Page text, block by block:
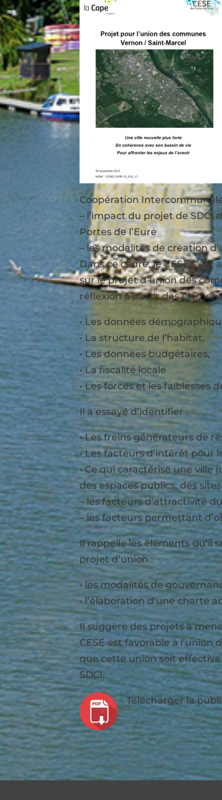
Coopération
– l’impact du projet de SDCI
Portes de l’Eure
– les modalités de création
Dans ce cadre, le CESE
sur le projet d’union des
réflexion à partir des
• Les données
• La structure de l’habitat,
• Les données budgétaires,
• La fiscalité locale
• Les forces et les faiblesses
Il a essayé d’identifier :
• Les freins générateurs de
• Les facteurs d’intérêt
• Ce qui caractérise une
des espaces publics, des
– les facteurs d’attractivité
– les facteurs permettant
Il rappelle les éléments qu’il
projet d’union :
• les modalités de
• l’élaboration d’une charte
Il suggère des projets à
CESE est favorable à
que cette union soit effective
SDCI.
Télécharger la